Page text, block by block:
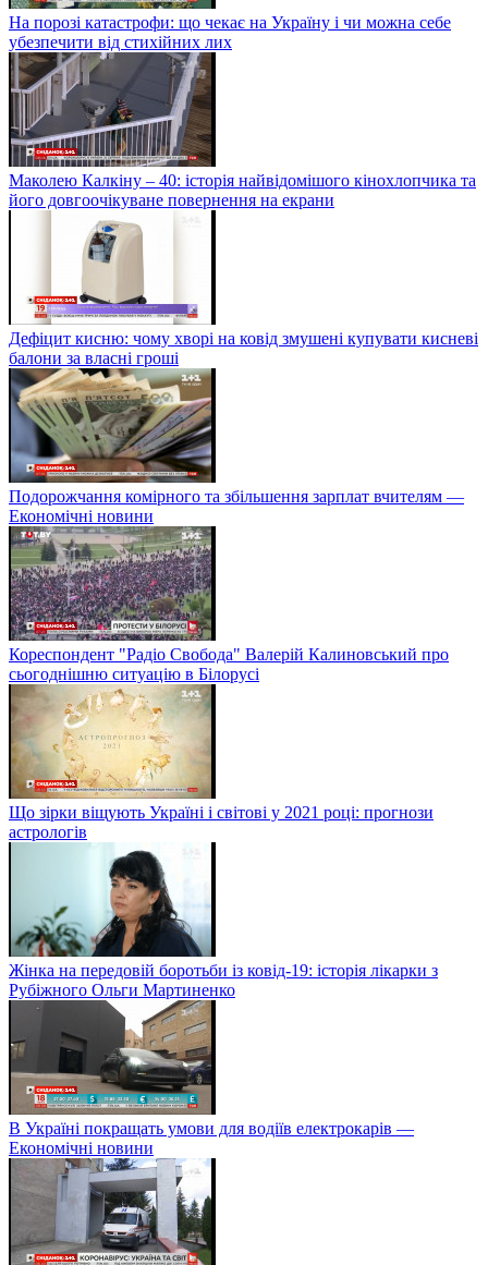
На порозі катастрофи: що чекає на Україну і чи можна себе
убезпечити від стихійних лих
Маколею Калкіну – 40: історія найвідомішого кінохлопчика та
його довгоочікуване повернення на екрани
Дефіцит кисню: чому хворі на ковід змушені купувати кисневі
балони за власні гроші
Подорожчання комірного та збільшення зарплат вчителям —
Економічні новини
Кореспондент "Радіо Свобода" Валерій Калиновський про
сьогоднішню ситуацію в Білорусі
Що зірки віщують Україні і світові у 2021 році: прогнози
астрологів
Жінка на передовій боротьби із ковід-19: історія лікарки з
Рубіжного Ольги Мартиненко
В Україні покращать умови для водіїв електрокарів —
Економічні новини